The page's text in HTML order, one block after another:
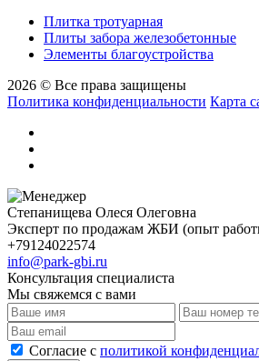
Плитка тротуарная
Плиты забора железобетонные
Элементы благоустройства
2026 © Все права защищены
Политика конфиденциальности Карта
Степанищева Олеся Олеговна
Эксперт по продажам ЖБИ (опыт
+79124022574
info@park-gbi.ru
Консультация специалиста
Мы свяжемся с вами
Cогласие с политикой